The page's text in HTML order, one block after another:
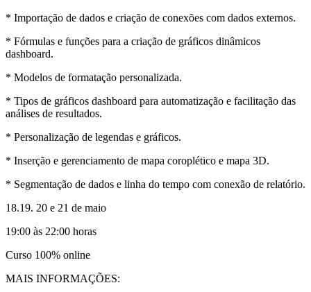
* Importação de dados e criação de conexões com dados externos.
* Fórmulas e funções para a criação de gráficos dinâmicos
dashboard.
* Modelos de formatação personalizada.
* Tipos de gráficos dashboard para automatização e facilitação das
análises de resultados.
* Personalização de legendas e gráficos.
* Inserção e gerenciamento de mapa coroplético e mapa 3D.
* Segmentação de dados e linha do tempo com conexão de relatório.
18.19. 20 e 21 de maio
19:00 às 22:00 horas
Curso 100% online
MAIS INFORMAÇÕES: